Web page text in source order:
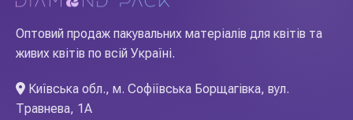
Оптовий продаж пакувальних матеріалів для квітів та
живих квітів по всій Україні.
Київська обл., м. Софіївська Борщагівка, вул.
Травнева, 1А